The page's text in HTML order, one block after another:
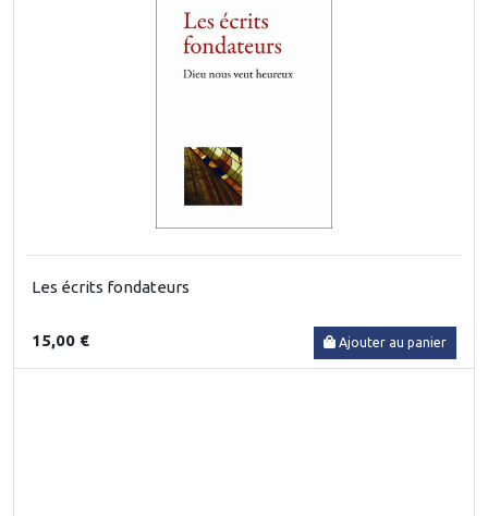
Les écrits fondateurs
15,00 € Ajouter au panier